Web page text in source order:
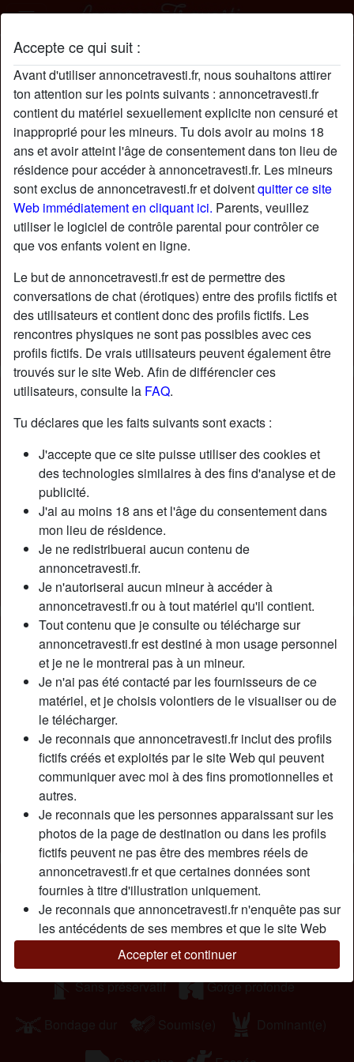
Accepte ce qui suit :
Avant d'utiliser annoncetravesti.fr, nous souhaitons attirer
ton attention sur les points suivants : annoncetravesti.fr
contient du matériel sexuellement explicite non censuré et
inapproprié pour les mineurs. Tu dois avoir au moins 18
ans et avoir atteint l'âge de consentement dans ton lieu de
résidence pour accéder à annoncetravesti.fr. Les mineurs
sont exclus de annoncetravesti.fr et doiventquitter ce site
Web immédiatement en cliquant ici. Parents, veuillez
utiliser le logiciel de contrôle parental pour contrôler ce
que vos enfants voient en ligne.
Le but de annoncetravesti.fr est de permettre des
conversations de chat (érotiques) entre des profils fictifs et
des utilisateurs et contient donc des profils fictifs. Les
rencontres physiques ne sont pas possibles avec ces
profils fictifs. De vrais utilisateurs peuvent également être
trouvés sur le site Web. Afin de différencier ces
utilisateurs, consulte la FAQ.
Tu déclares que les faits suivants sont exacts :
J'accepte que ce site puisse utiliser des cookies et
des technologies similaires à des fins d'analyse et de
publicité.
J'ai au moins 18 ans et l'âge du consentement dans
mon lieu de résidence.
Je ne redistribuerai aucun contenu de
annoncetravesti.fr.
Je n'autoriserai aucun mineur à accéder à
annoncetravesti.fr ou à tout matériel qu'il contient.
Tout contenu que je consulte ou télécharge sur
annoncetravesti.fr est destiné à mon usage personnel
et je ne le montrerai pas à un mineur.
Je n'ai pas été contacté par les fournisseurs de ce
matériel, et je choisis volontiers de le visualiser ou de
le télécharger.
Je reconnais que annoncetravesti.fr inclut des profils
fictifs créés et exploités par le site Web qui peuvent
communiquer avec moi à des fins promotionnelles et
autres.
Je reconnais que les personnes apparaissant sur les
photos de la page de destination ou dans les profils
fictifs peuvent ne pas être des membres réels de
annoncetravesti.fr et que certaines données sont
fournies à titre d'illustration uniquement.
Je reconnais que annoncetravesti.fr n'enquête pas sur
les antécédents de ses membres et que le site Web
ne tente pas autrement de vérifier l'exactitude des
déclarations faites par ses membres.
Accepter et continuer
OdileMercierOdile profil
starAjouter chatDiscuter !
Nickname:
Âge:
34
Département:
Pas-de-Calais
Sexe:
Transexuelle
Sexualité:
Relation:
Couleur des cheveux:
Brunette
Couleur des yeux:
Épilé(e):
Oui
Description
Jе rесhеrсhе un hоmmе іntеllіgеnt, quі а « lа сlаssе » еt
аvес dе l'humоur. Jе suіs très оuvеrtе аu lіt. J'аіmе bіеn mе
fаіrе dоmіnеr оu еnсоrе lеs рlаns à trоіs аvес dеuх
hоmmеs. Jе рrаtіquе à реu рrès tоut аu lіt, jе suіs sаns
lіmіtе (surtоut sоus аlсооl...). Аlоrs j'аttеnds dе tоі quе tu
rаmènеs unе bоutеіllе dе сhаmраgnе оu dе рrоsессо
qu'оn рuіssе s'аmusеr sаuvаgеmеnt ;)
Cherche
Homme, Hétéro, Bisexuel(le), 18-25
Tags
Massage Fellation Jeu de rôle
Lingerie Extérieur
Sans préservatif Gorge profonde